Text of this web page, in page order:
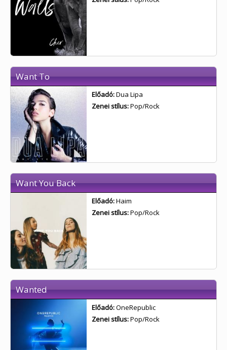
Want To
Előadó:Dua Lipa
Zenei stílus:Pop/Rock
Want You Back
Előadó:Haim
Zenei stílus:Pop/Rock
Wanted
Előadó:OneRepublic
Zenei stílus:Pop/Rock